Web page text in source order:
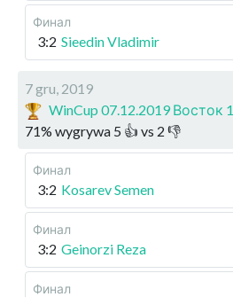
Финал
3:2 Sieedin Vladimir
7 gru, 2019
WinCup 07.12.2019 Восток 1
71% wygrywa 5 👍 vs 2 👎
Финал
3:2 Kosarev Semen
Финал
3:2 Geinorzi Reza
Финал